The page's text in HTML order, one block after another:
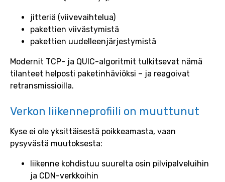
jitteriä (viivevaihtelua)
pakettien viivästymistä
pakettien uudelleenjärjestymistä
Modernit TCP- ja QUIC-algoritmit tulkitsevat nämä
tilanteet helposti paketinhäviöksi – ja reagoivat
retransmissioilla.
Verkon liikenneprofiili on muuttunut
Kyse ei ole yksittäisestä poikkeamasta, vaan
pysyvästä muutoksesta:
liikenne kohdistuu suurelta osin pilvipalveluihin
ja CDN-verkkoihin